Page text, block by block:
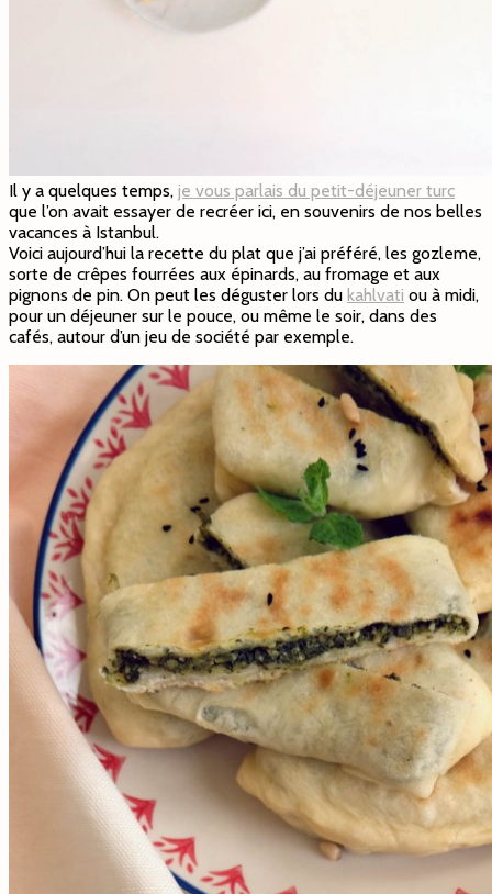
Il y a quelques temps, je vous parlais du petit-déjeuner turc
que l’on avait essayer de recréer ici, en souvenirs de nos belles
vacances à Istanbul.
Voici aujourd’hui la recette du plat que j’ai préféré, les gozleme,
sorte de crêpes fourrées aux épinards, au fromage et aux
pignons de pin. On peut les déguster lors du kahlvati ou à midi,
pour un déjeuner sur le pouce, ou même le soir, dans des
cafés, autour d’un jeu de société par exemple.